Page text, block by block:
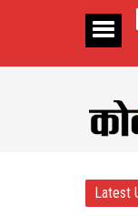
Latest
अभियान का आगाज, CM